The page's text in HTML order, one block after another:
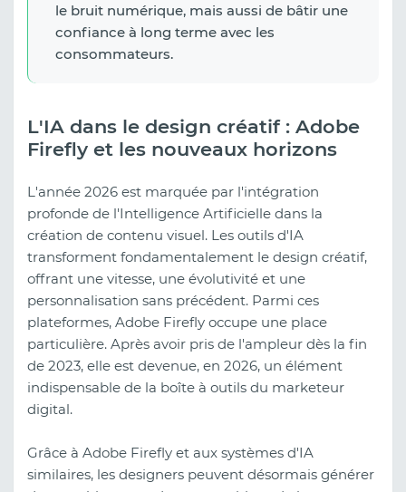
le bruit numérique, mais aussi de bâtir une
confiance à long terme avec les
consommateurs.
L'IA dans le design créatif : Adobe
Firefly et les nouveaux horizons
L'année 2026 est marquée par l'intégration
profonde de l'Intelligence Artificielle dans la
création de contenu visuel. Les outils d'IA
transforment fondamentalement le design créatif,
offrant une vitesse, une évolutivité et une
personnalisation sans précédent. Parmi ces
plateformes, Adobe Firefly occupe une place
particulière. Après avoir pris de l'ampleur dès la fin
de 2023, elle est devenue, en 2026, un élément
indispensable de la boîte à outils du marketeur
digital.
Grâce à Adobe Firefly et aux systèmes d'IA
similaires, les designers peuvent désormais générer